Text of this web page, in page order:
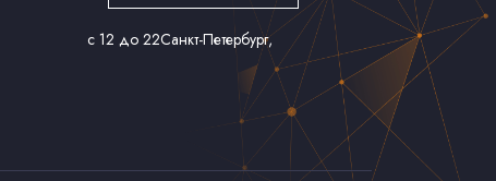
с 12 до 22Санкт-Петербург,